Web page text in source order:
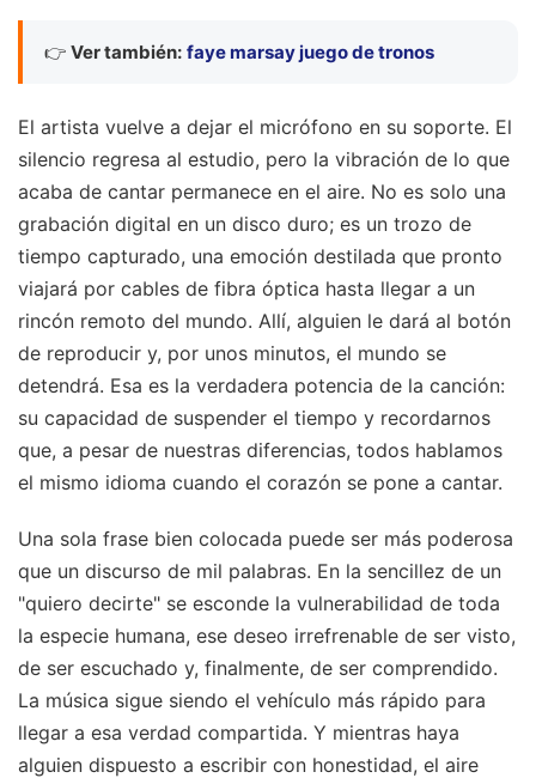
👉 Ver también: faye marsay juego de tronos
El artista vuelve a dejar el micrófono en su soporte. El
silencio regresa al estudio, pero la vibración de lo que
acaba de cantar permanece en el aire. No es solo una
grabación digital en un disco duro; es un trozo de
tiempo capturado, una emoción destilada que pronto
viajará por cables de fibra óptica hasta llegar a un
rincón remoto del mundo. Allí, alguien le dará al botón
de reproducir y, por unos minutos, el mundo se
detendrá. Esa es la verdadera potencia de la canción:
su capacidad de suspender el tiempo y recordarnos
que, a pesar de nuestras diferencias, todos hablamos
el mismo idioma cuando el corazón se pone a cantar.
Una sola frase bien colocada puede ser más poderosa
que un discurso de mil palabras. En la sencillez de un
"quiero decirte" se esconde la vulnerabilidad de toda
la especie humana, ese deseo irrefrenable de ser visto,
de ser escuchado y, finalmente, de ser comprendido.
La música sigue siendo el vehículo más rápido para
llegar a esa verdad compartida. Y mientras haya
alguien dispuesto a escribir con honestidad, el aire